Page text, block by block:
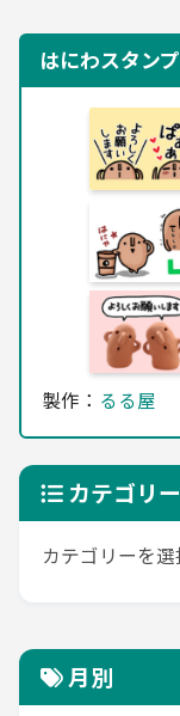
はにわスタンプ
製作： るる屋
カテゴリー
月別